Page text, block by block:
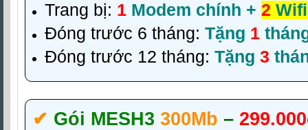
Trang bị: 1 Modem chính + 2
Đóng trước 6 tháng: Tặng 1
Đóng trước 12 tháng: Tặng 3
✔‎ Gói MESH3 300Mb –